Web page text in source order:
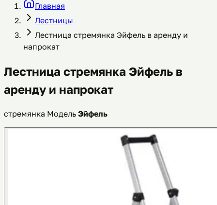
Главная
Лестницы
Лестница стремянка Эйфель в аренду и
напрокат
Лестница стремянка Эйфель в
аренду и напрокат
стремянка Модель Эйфель